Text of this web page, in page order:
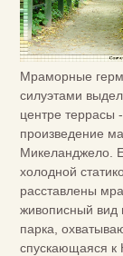
Мраморные
силуэтами
центре террасы
произведение
Микеланджело.
холодной
расставлены
живописный
парка,
спускающаяся к